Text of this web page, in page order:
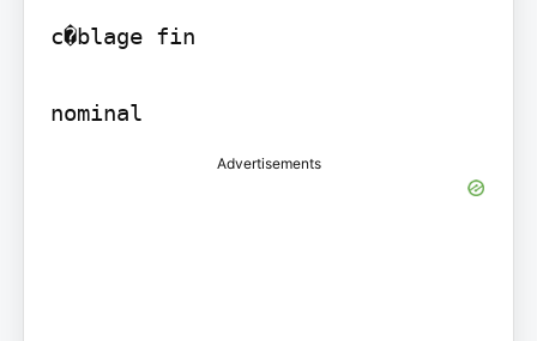
c�blage fin
nominal
Advertisements